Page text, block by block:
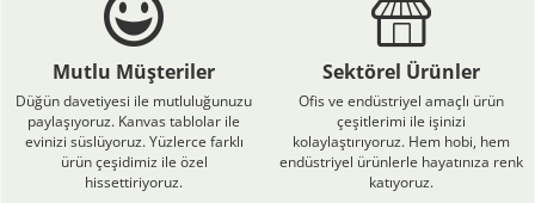
Mutlu Müşteriler
Düğün davetiyesi ile mutluluğunuzu
paylaşıyoruz. Kanvas tablolar ile
evinizi süslüyoruz. Yüzlerce farklı
ürün çeşidimiz ile özel
hissettiriyoruz.
Sektörel Ürünler
Ofis ve endüstriyel amaçlı ürün
çeşitlerimi ile işinizi
kolaylaştırıyoruz. Hem hobi, hem
endüstriyel ürünlerle hayatınıza renk
katıyoruz.